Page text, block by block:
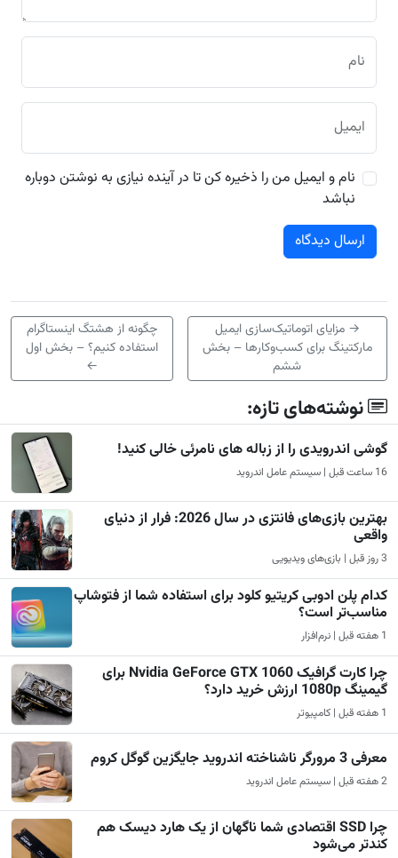
نام
ایمیل
نام و ایمیل من را ذخیره کن تا در آینده نیازی به نوشتن دوباره
نباشد
→ مزایای اتوماتیک‌سازی ایمیل
مارکتینگ برای کسب‌وکارها – بخش
ششم
چگونه از هشتگ اینستاگرام
استفاده کنیم؟ – بخش اول
←
نوشته‌های تازه:
گوشی اندرویدی را از زباله های نامرئی خالی کنید!
16 ساعت قبل | سیستم عامل اندروید
بهترین بازی‌های فانتزی در سال 2026: فرار از دنیای
واقعی
3 روز قبل | بازی‌های ویدیویی
کدام پلن ادوبی کریتیو کلود برای استفاده شما از فتوشاپ
مناسب‌تر است؟
1 هفته قبل | نرم‌افزار
چرا کارت گرافیک Nvidia GeForce GTX 1060 برای
گیمینگ 1080p ارزش خرید دارد؟
1 هفته قبل | کامپیوتر
معرفی 3 مرورگر ناشناخته اندروید جایگزین گوگل کروم
2 هفته قبل | سیستم عامل اندروید
چرا SSD اقتصادی شما ناگهان از یک هارد دیسک هم
کندتر می‌شود